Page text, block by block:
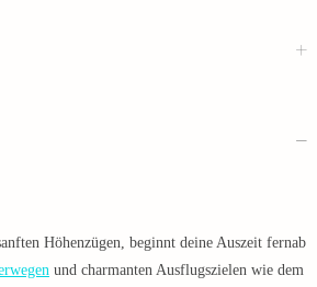
Höhenzügen, beginnt deine Auszeit fernab
und charmanten Ausflugszielen wie dem